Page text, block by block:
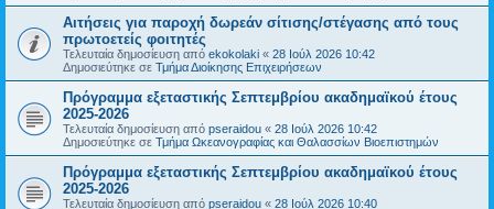
Αιτήσεις για παροχή δωρεάν σίτισης/στέγασης από τους
πρωτοετείς φοιτητές
Τελευταία δημοσίευση από ekokolaki « 28 Ιούλ 2026 10:42
Δημοσιεύτηκε σε Τμήμα Διοίκησης Επιχειρήσεων
Πρόγραμμα εξεταστικής Σεπτεμβρίου ακαδημαϊκού έτους
2025-2026
Τελευταία δημοσίευση από pseraidou « 28 Ιούλ 2026 10:42
Δημοσιεύτηκε σε Τμήμα Ωκεανογραφίας και Θαλασσίων Βιοεπιστημών
Πρόγραμμα εξεταστικής Σεπτεμβρίου ακαδημαϊκού έτους
2025-2026
Τελευταία δημοσίευση από pseraidou « 28 Ιούλ 2026 10:40